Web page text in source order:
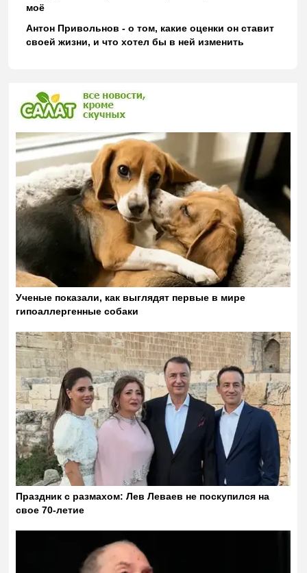
моё
Антон Привольнов - о том, какие оценки он ставит
своей жизни, и что хотел бы в ней изменить